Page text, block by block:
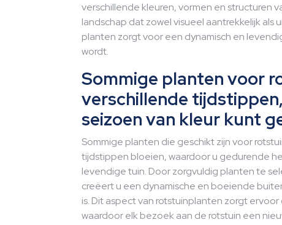
verschillende kleuren, vormen en structuren
landschap dat zowel visueel aantrekkelijk als
planten zorgt voor een dynamisch en
wordt.
Sommige planten voor
verschillende
seizoen van kleur kunt
Sommige planten die geschikt zijn voor
tijdstippen bloeien, waardoor u gedurende
levendige tuin. Door zorgvuldig planten te
creëert u een dynamische en boeiende
is. Dit aspect van rotstuinplanten zorgt
waardoor elk bezoek aan de rotstuin een